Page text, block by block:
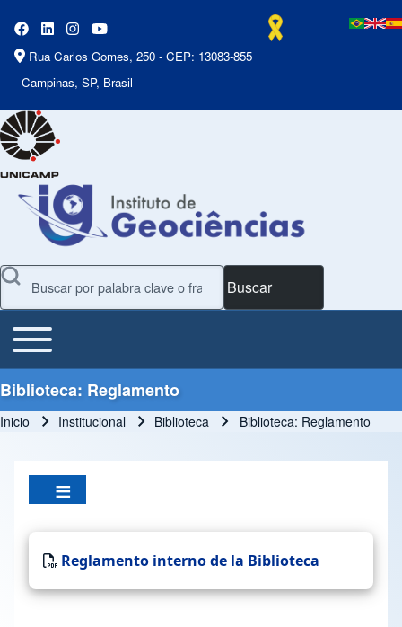
Rua Carlos Gomes, 250 - CEP: 13083-855
- Campinas, SP, Brasil
Buscar
Main Menu
Toggle main menu
Biblioteca: Reglamento
Inicio Institucional Biblioteca Biblioteca: Reglamento
Reglamento interno de la Biblioteca